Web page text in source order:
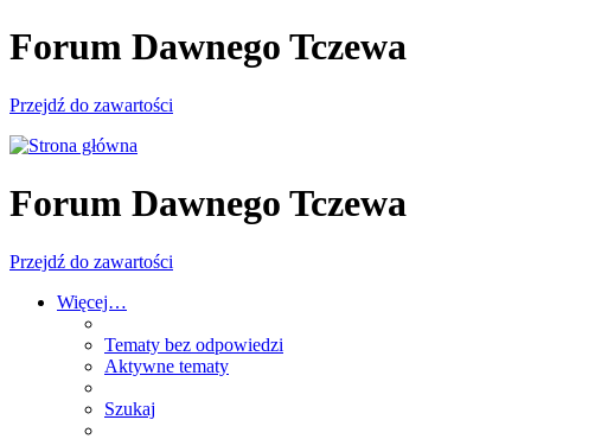
Forum Dawnego Tczewa
Przejdź do zawartości
Forum Dawnego Tczewa
Przejdź do zawartości
Więcej…
Tematy bez odpowiedzi
Aktywne tematy
Szukaj